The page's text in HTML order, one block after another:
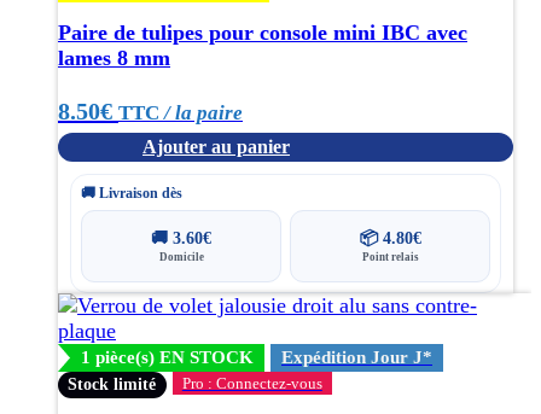
Paire de tulipes pour console mini IBC avec
lames 8 mm
8.50€ TTC / la paire
Ajouter au panier
🚚 Livraison dès
🚚3.60€
Domicile
📦 4.80€
Point relais
1 pièce(s) EN STOCK Expédition Jour J*
Stock limité Pro : Connectez-vous